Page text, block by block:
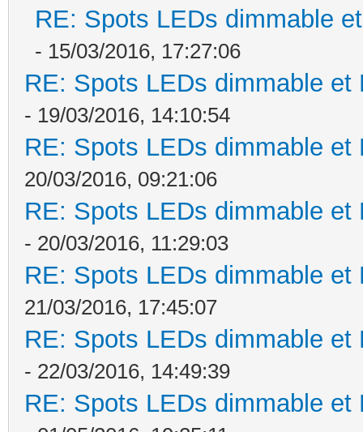
RE: Spots LEDs dimmable
- 15/03/2016, 17:27:06
RE: Spots LEDs dimmable
- 19/03/2016, 14:10:54
RE: Spots LEDs dimmable
20/03/2016, 09:21:06
RE: Spots LEDs dimmable
- 20/03/2016, 11:29:03
RE: Spots LEDs dimmable
21/03/2016, 17:45:07
RE: Spots LEDs dimmable
- 22/03/2016, 14:49:39
RE: Spots LEDs dimmable